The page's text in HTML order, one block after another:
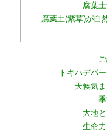
腐葉
腐葉土(紫草)が自
トキハデパ
天候気
大地
生命